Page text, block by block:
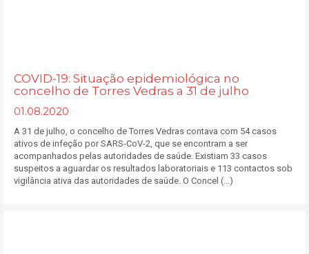
COVID-19: Situação epidemiológica no
concelho de Torres Vedras a 31 de julho
01.08.2020
A 31 de julho, o concelho de Torres Vedras contava com 54 casos
ativos de infeção por SARS-CoV-2, que se encontram a ser
acompanhados pelas autoridades de saúde. Existiam 33 casos
suspeitos a aguardar os resultados laboratoriais e 113 contactos sob
vigilância ativa das autoridades de saúde. O Concel (...)